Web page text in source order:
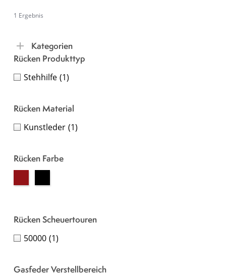
1 Ergebnis
Kategorien
Rücken Produkttyp
Stehhilfe (1)
Rücken Material
Kunstleder (1)
Rücken Farbe
Rücken Scheuertouren
50000 (1)
Gasfeder Verstellbereich